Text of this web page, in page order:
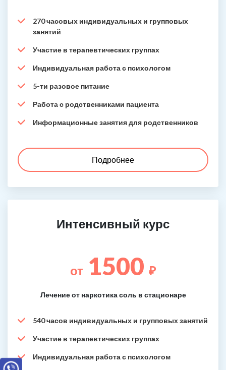
270 часовых индивидуальных и групповых
занятий
Участие в терапевтических группах
Индивидуальная работа с психологом
5-ти разовое питание
Работа с родственниками пациента
Информационные занятия для родственников
Подробнее
Интенсивный курс
от 1500 ₽
Лечение от наркотика соль в стационаре
540 часов индивидуальных и групповых занятий
Участие в терапевтических группах
Индивидуальная работа с психологом